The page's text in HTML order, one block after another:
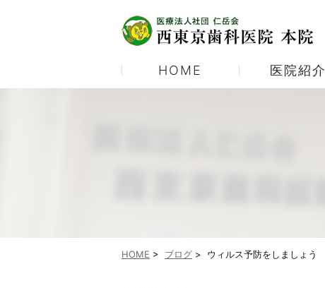
HOME 医院紹介
HOME > ブログ > ウィルス予防をしましょう